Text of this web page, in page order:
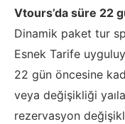
Vtours’da süre 22
Dinamik paket tur
Esnek Tarife
22 gün öncesine
veya değişikliği
rezervasyon